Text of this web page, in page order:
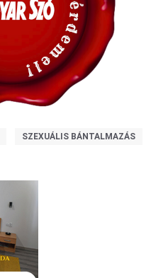
SZEXUÁLIS BÁNTALMAZÁS